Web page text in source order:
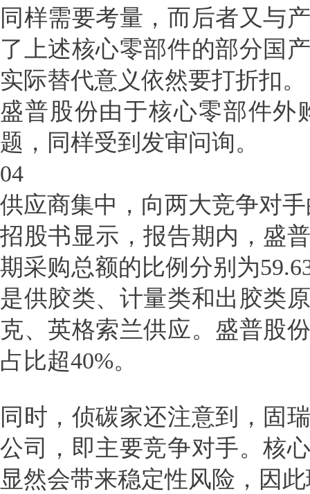
同样需要考量，而后者又与
了上述核心零部件的部分国
实际替代意义依然要打折扣。
盛普股份由于核心零部件外
题，同样受到发审问询。
04
供应商集中，向两大竞争对
招股书显示，报告期内，盛
期采购总额的比例分别为
是供胶类、计量类和出胶类
克、英格索兰供应。盛普股
占比超40%。
同时，侦碳家还注意到，固
公司，即主要竞争对手。核
显然会带来稳定性风险，因